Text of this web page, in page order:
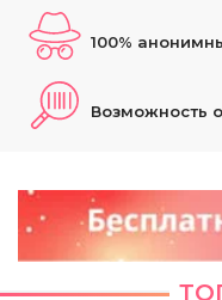
100%
Возможность